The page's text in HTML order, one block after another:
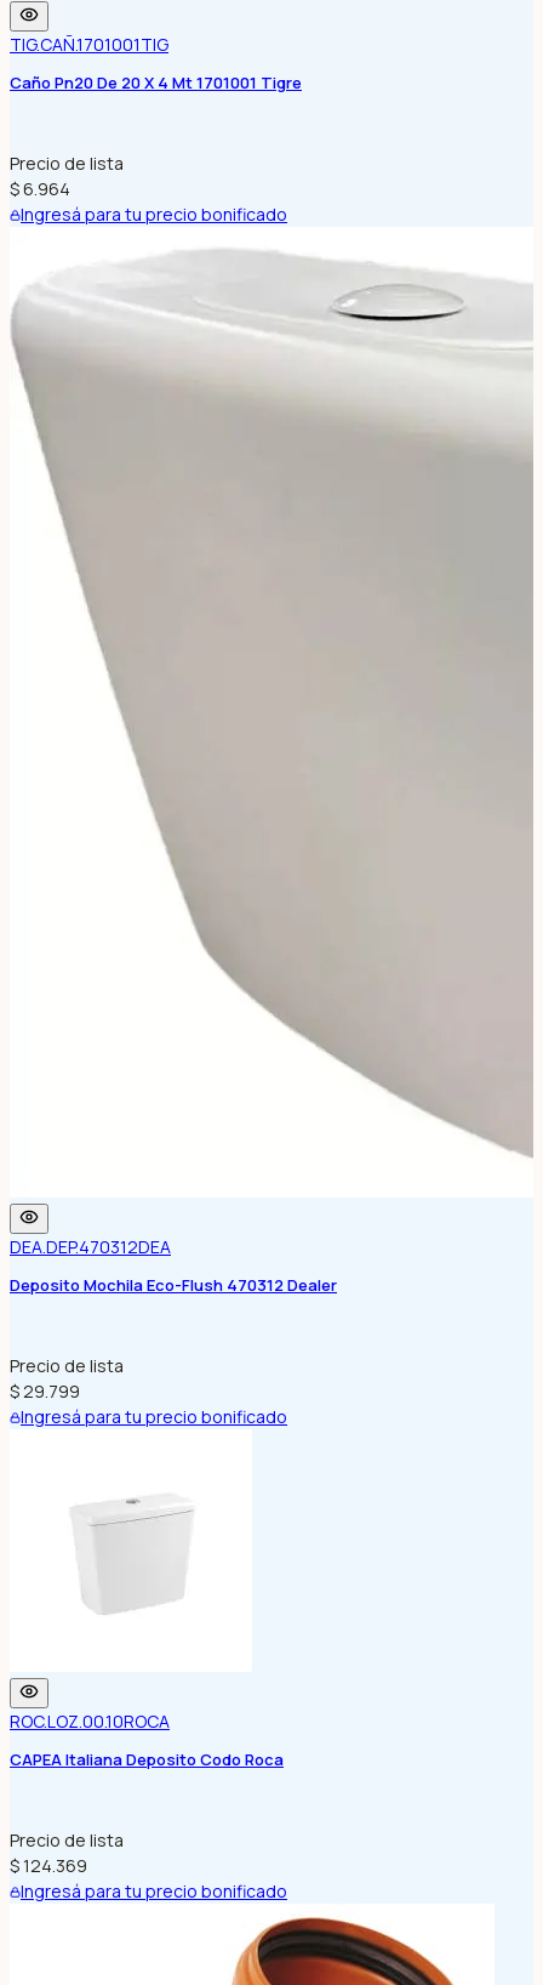
TIG.CAÑ.1701001TIG
Caño Pn20 De 20 X 4 Mt 1701001 Tigre
Precio de lista
$ 6.964
Ingresá para tu precio bonificado
DEA.DEP.470312DEA
Deposito Mochila Eco-Flush 470312 Dealer
Precio de lista
$ 29.799
Ingresá para tu precio bonificado
ROC.LOZ.00.10ROCA
CAPEA Italiana Deposito Codo Roca
Precio de lista
$ 124.369
Ingresá para tu precio bonificado